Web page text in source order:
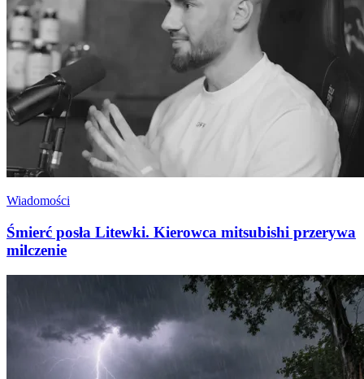
Wiadomości
Śmierć posła Litewki. Kierowca mitsubishi przerywa
milczenie